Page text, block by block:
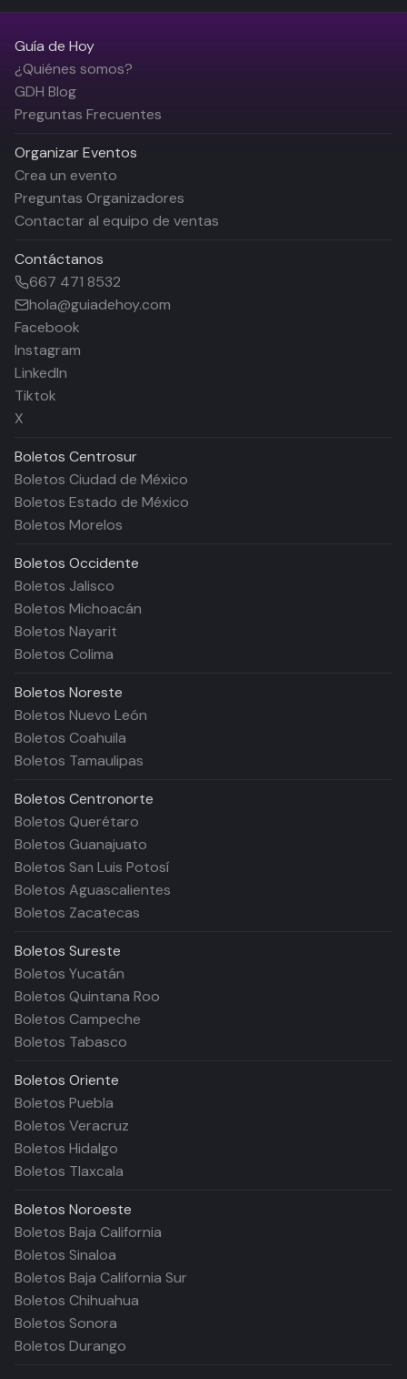
Guía de Hoy
¿Quiénes somos?
GDH Blog
Preguntas Frecuentes
Organizar Eventos
Crea un evento
Preguntas Organizadores
Contactar al equipo de ventas
Contáctanos
667 471 8532
hola@guiadehoy.com
Facebook
Instagram
LinkedIn
Tiktok
X
Boletos Centrosur
Boletos Ciudad de México
Boletos Estado de México
Boletos Morelos
Boletos Occidente
Boletos Jalisco
Boletos Michoacán
Boletos Nayarit
Boletos Colima
Boletos Noreste
Boletos Nuevo León
Boletos Coahuila
Boletos Tamaulipas
Boletos Centronorte
Boletos Querétaro
Boletos Guanajuato
Boletos San Luis Potosí
Boletos Aguascalientes
Boletos Zacatecas
Boletos Sureste
Boletos Yucatán
Boletos Quintana Roo
Boletos Campeche
Boletos Tabasco
Boletos Oriente
Boletos Puebla
Boletos Veracruz
Boletos Hidalgo
Boletos Tlaxcala
Boletos Noroeste
Boletos Baja California
Boletos Sinaloa
Boletos Baja California Sur
Boletos Chihuahua
Boletos Sonora
Boletos Durango